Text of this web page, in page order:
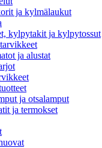
ja kylmälaukut
kylpytakit ja kylpytossut
ja alustat
ja otsalamput
ja termokset